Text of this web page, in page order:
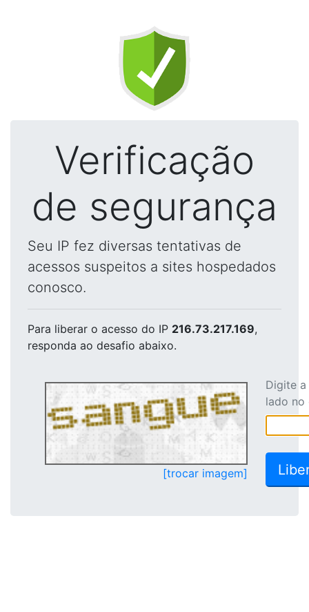
Verificação
de segurança
Seu IP fez diversas tentativas de
acessos suspeitos a sites hospedados
conosco.
Para liberar o acesso do IP 216.73.217.169,
responda ao desafio abaixo.
[trocar imagem]
Digite
lado no